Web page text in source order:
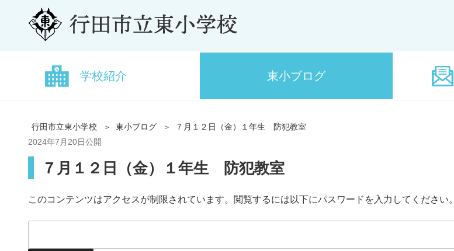
学校紹介 東小ブログ
行田市立東小学校 東小ブログ
７月１２日（金）１年生 防犯教室
2024年7月20日公開
７月１２日（金）１年生 防犯教室
このコンテンツはアクセスが制限されています。閲覧するには以下にパスワードを入力してください。